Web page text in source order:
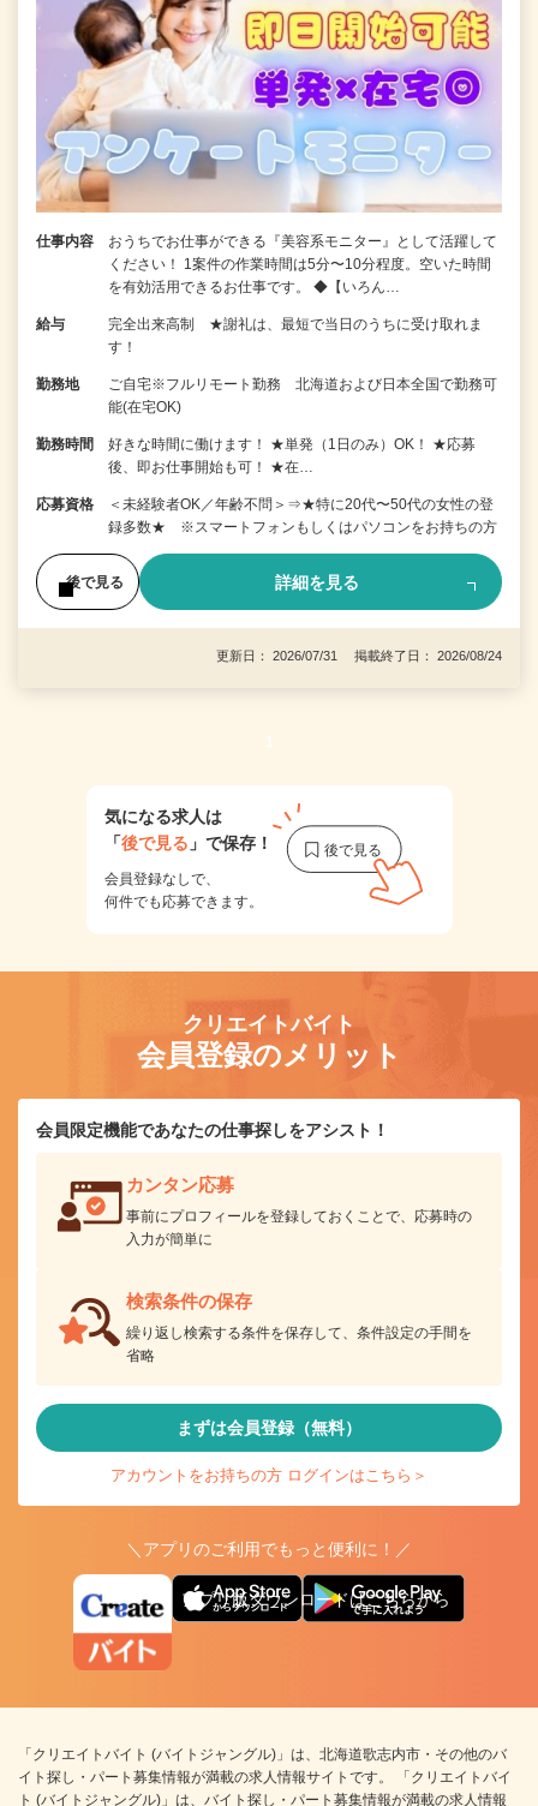
仕事内容
おうちでお仕事ができる『美容系モニター』として活躍して
ください！ 1案件の作業時間は5分〜10分程度。空いた時間
を有効活用できるお仕事です。 ◆【いろん…
給与
完全出来高制 ★謝礼は、最短で当日のうちに受け取れま
す！
勤務地
ご自宅※フルリモート勤務 北海道および日本全国で勤務可
能(在宅OK)
勤務時間
好きな時間に働けます！ ★単発（1日のみ）OK！ ★応募
後、即お仕事開始も可！ ★在…
応募資格
＜未経験者OK／年齢不問＞⇒★特に20代〜50代の女性の登
録多数★ ※スマートフォンもしくはパソコンをお持ちの方
後で見る 詳細を見る
更新日： 2026/07/31 掲載終了日： 2026/08/24
1
気になる求人は
「後で見る 」で保存！
会員登録なしで、
何件でも応募できます。
クリエイトバイト
会員登録のメリット
会員限定機能であなたの仕事探しをアシスト！
カンタン応募
事前にプロフィールを登録しておくことで、応募時の
入力が簡単に
検索条件の保存
繰り返し検索する条件を保存して、条件設定の手間を
省略
まずは会員登録（無料）
アカウントをお持ちの方 ログインはこちら＞
＼アプリのご利用でもっと便利に！／
アプリ版ダウンロードはこちらから
「クリエイトバイト (バイトジャングル)」は、北海道歌志内市・その他のバ
イト探し・パート募集情報が満載の求人情報サイトです。 「クリエイトバイ
ト (バイトジャングル)」は、バイト探し・パート募集情報が満載の求人情報